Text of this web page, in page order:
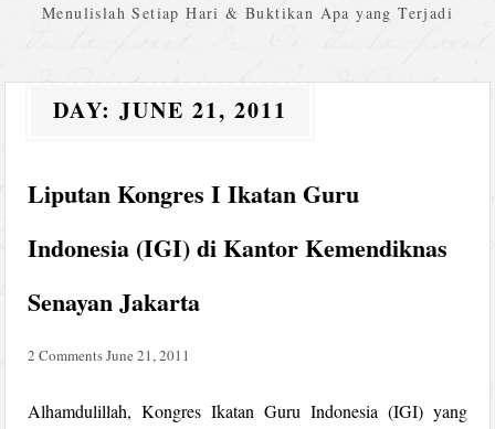
Menulislah Setiap Hari & Buktikan Apa yang Terjadi
DAY:JUNE 21, 2011
Liputan Kongres I Ikatan Guru
Indonesia (IGI) di Kantor Kemendiknas
Senayan Jakarta
2 CommentsJune 21, 2011
Alhamdulillah, Kongres Ikatan Guru Indonesia (IGI) yang